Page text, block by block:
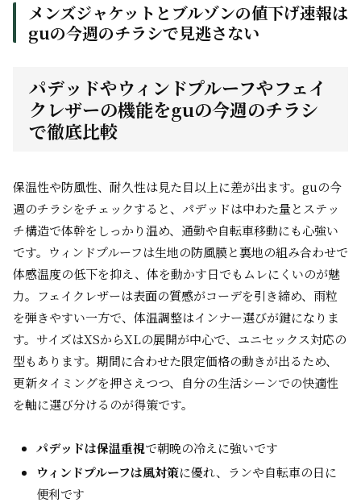
メンズジャケットとブルゾンの値下げ速報は
guの今週のチラシで見逃さない
パデッドやウィンドプルーフやフェイ
クレザーの機能をguの今週のチラシ
で徹底比較
保温性や防風性、耐久性は見た目以上に差が出ます。guの今
週のチラシをチェックすると、パデッドは中わた量とステッ
チ構造で体幹をしっかり温め、通勤や自転車移動にも心強い
です。ウィンドプルーフは生地の防風膜と裏地の組み合わせで
体感温度の低下を抑え、体を動かす日でもムレにくいのが魅
力。フェイクレザーは表面の質感がコーデを引き締め、雨粒
を弾きやすい一方で、体温調整はインナー選びが鍵になりま
す。サイズはXSからXLの展開が中心で、ユニセックス対応の
型もあります。期間に合わせた限定価格の動きが出るため、
更新タイミングを押さえつつ、自分の生活シーンでの快適性
を軸に選び分けるのが得策です。
パデッドは保温重視で朝晩の冷えに強いです
ウィンドプルーフは風対策に優れ、ランや自転車の日に
便利です